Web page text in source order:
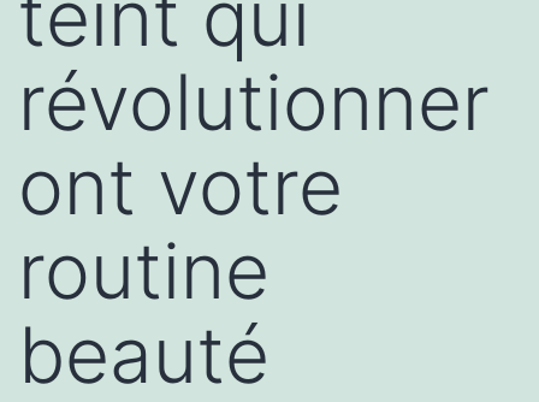
révolutionner
ont votre
routine
beauté